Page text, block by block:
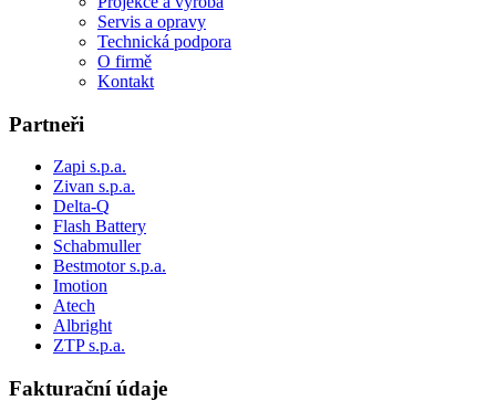
Servis a opravy
Technická podpora
O firmě
Kontakt
Partneři
Zapi s.p.a.
Zivan s.p.a.
Delta-Q
Flash Battery
Schabmuller
Bestmotor s.p.a.
Imotion
Atech
Albright
ZTP s.p.a.
Fakturační údaje